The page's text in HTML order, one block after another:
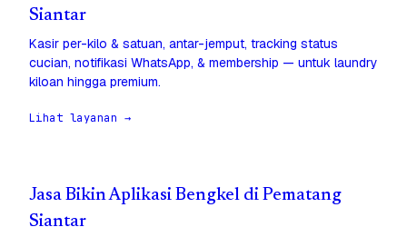
Siantar
Kasir per-kilo & satuan, antar-jemput, tracking status
cucian, notifikasi WhatsApp, & membership — untuk laundry
kiloan hingga premium.
Lihat layanan →
Jasa Bikin Aplikasi Bengkel di Pematang
Siantar